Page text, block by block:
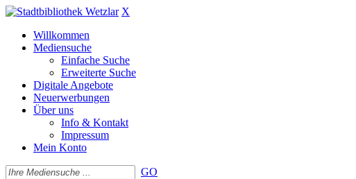
X
Willkommen
Mediensuche
Einfache Suche
Erweiterte Suche
Digitale Angebote
Neuerwerbungen
Über uns
Info & Kontakt
Impressum
Mein Konto
GO